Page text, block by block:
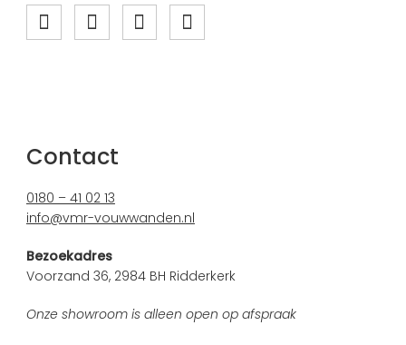
Contact
0180 – 41 02 13
info@vmr-vouwwanden.nl
Bezoekadres
Voorzand 36, 2984 BH Ridderkerk
Onze showroom is alleen open op afspraak